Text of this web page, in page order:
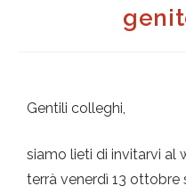
Gentili colleghi,
siamo lieti di invitarvi al
terrà venerdì 13